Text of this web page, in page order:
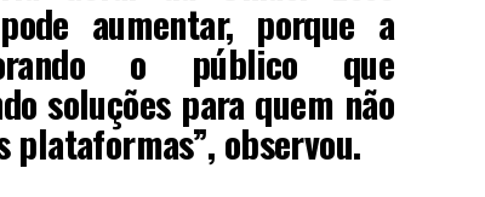
aumentar, porque a
o público que
soluções para quem não
plataformas”, observou.